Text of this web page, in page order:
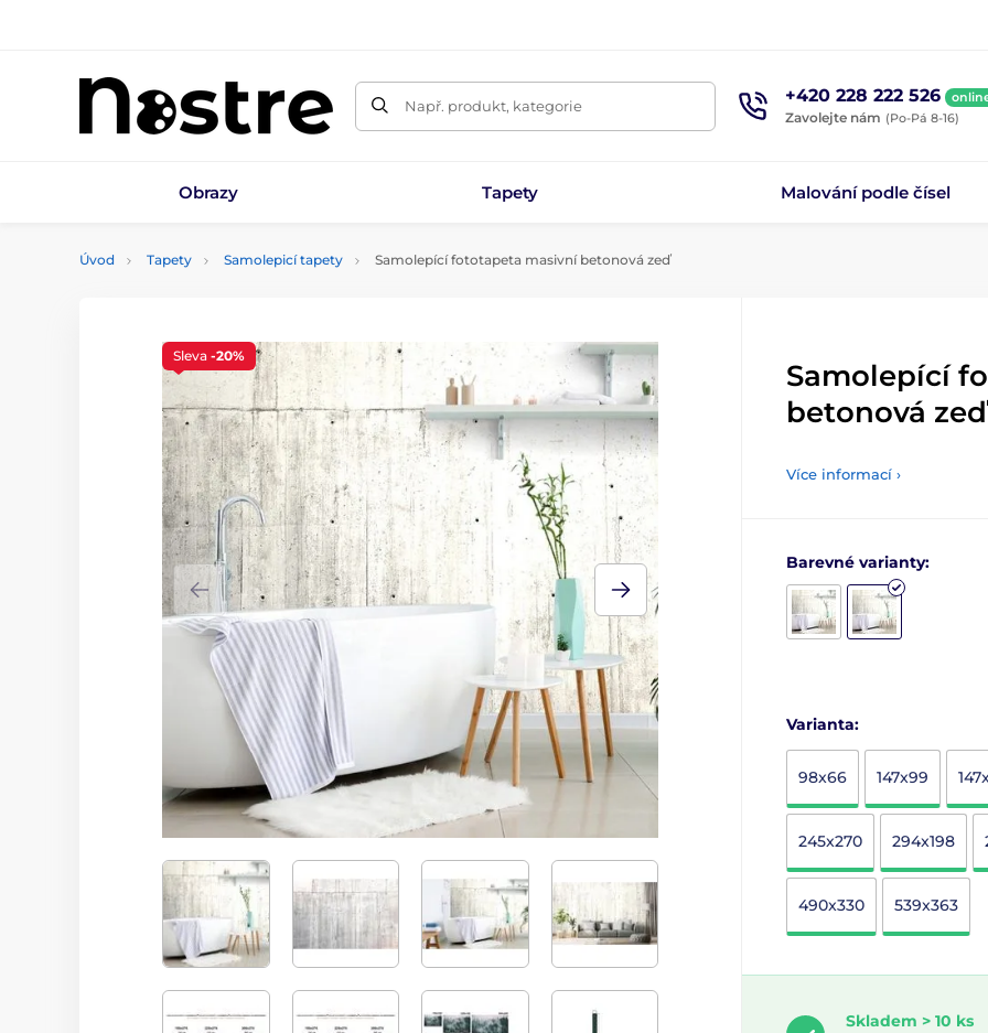
Např. produkt, kategorie +420 228 222 526
Zavolejte nám (Po-Pá 8-16)
Obrazy Tapety Malování podle čísel
Úvod Tapety Samolepicí tapety Samolepící fototapeta masivní betonová zeď
Sleva -20%
Samolepící
betonová zeď
Více informací ›
Barevné varianty:
Varianta:
98x66 147x99
245x270 294x198
490x330 539x363
Skladem > 10 ks